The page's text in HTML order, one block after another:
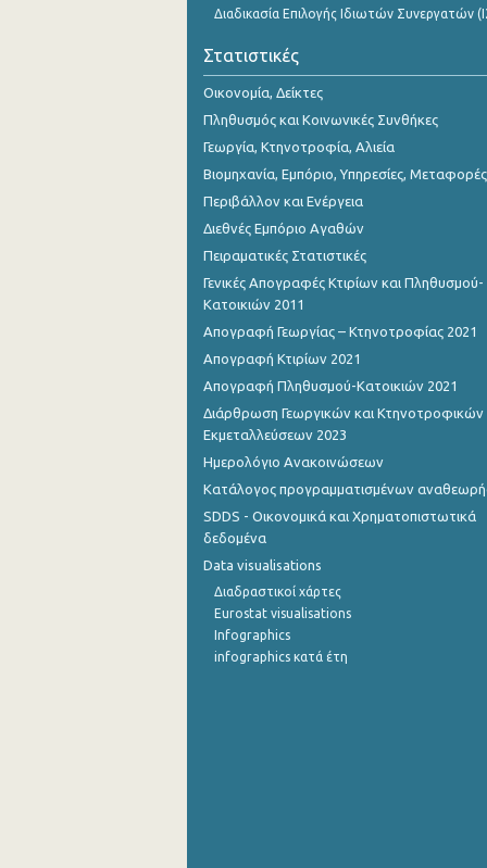
Αυγούστου 2023
Ιουλίου 2023
Ιουνίου 2023
Μαΐου 2023
Απριλίου 2023
Μαρτίου 2023
Φεβρουαρίου 2023
Ιανουαρίου 2023
Δεκεμβρίου 2022
Νοεμβρίου 2022
Οκτωβρίου 2022
Σεπτεμβρίου 2022
Αυγούστου 2022
Ιουλίου 2022
Ιουνίου 2022
Μαΐου 2022
Απριλίου 2022
Διαδικασία Επιλογής Ιδιωτών Συνεργατών
Στατιστικές
Οικονομία, Δείκτες
Πληθυσμός και Κοινωνικές Συνθήκες
Γεωργία, Κτηνοτροφία, Αλιεία
Βιομηχανία, Εμπόριο, Υπηρεσίες, Μεταφορές
Περιβάλλον και Ενέργεια
Διεθνές Εμπόριο Αγαθών
Πειραματικές Στατιστικές
Γενικές Απογραφές Κτιρίων και Πληθυσμού-
Κατοικιών 2011
Απογραφή Γεωργίας – Κτηνοτροφίας 2021
Απογραφή Κτιρίων 2021
Απογραφή Πληθυσμού-Κατοικιών 2021
Διάρθρωση Γεωργικών και Κτηνοτροφικών
Εκμεταλλεύσεων 2023
Ημερολόγιο Ανακοινώσεων
Κατάλογος προγραμματισμένων
SDDS - Οικονομικά και Χρηματοπιστωτικά
δεδομένα
Data visualisations
Διαδραστικοί χάρτες
Eurostat visualisations
Infographics
infographics κατά έτη